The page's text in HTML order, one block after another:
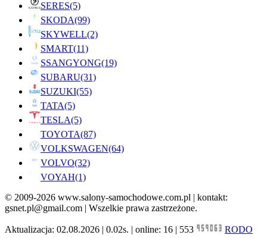
SERES(5)
SKODA(99)
SKYWELL(2)
SMART(11)
SSANGYONG(19)
SUBARU(31)
SUZUKI(55)
TATA(5)
TESLA(5)
TOYOTA(87)
VOLKSWAGEN(64)
VOLVO(32)
VOYAH(1)
© 2009-2026 www.salony-samochodowe.com.pl | kontakt:
gsnet.pl@gmail.com | Wszelkie prawa zastrzeżone.
Aktualizacja: 02.08.2026 | 0.02s. | online: 16 | 553 RODO